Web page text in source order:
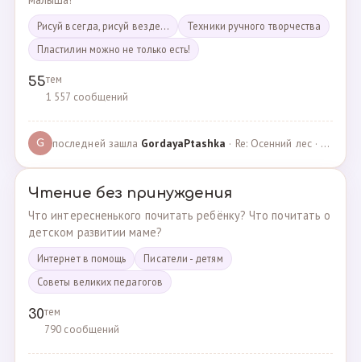
Рисуй всегда, рисуй везде...
Техники ручного творчества
Пластилин можно не только есть!
55тем
1 557 сообщений
G последней зашла GordayaPtashka · Re: Осенний лес · 05.05.2022
Чтение без принуждения
Что интересненького почитать ребёнку? Что почитать о
детском развитии маме?
Интернет в помощь
Писатели - детям
Советы великих педагогов
30тем
790 сообщений